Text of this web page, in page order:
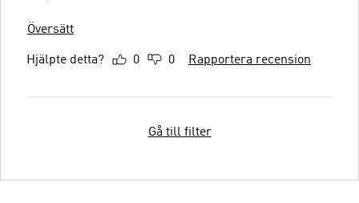
Översätt
Hjälpte detta? 0 0 Rapportera recension
Gå till filter